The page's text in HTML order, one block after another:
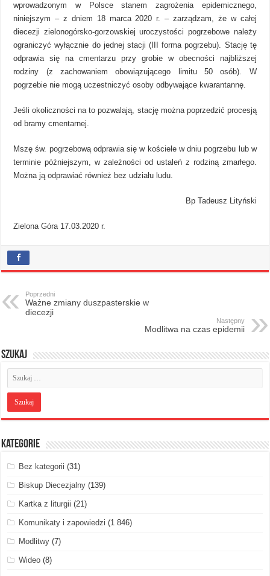
wprowadzonym w Polsce stanem zagrożenia epidemicznego,
niniejszym – z dniem 18 marca 2020 r. – zarządzam, że w całej
diecezji zielonogórsko-gorzowskiej uroczystości pogrzebowe należy
ograniczyć wyłącznie do jednej stacji (III forma pogrzebu). Stację tę
odprawia się na cmentarzu przy grobie w obecności najbliższej
rodziny (z zachowaniem obowiązującego limitu 50 osób). W
pogrzebie nie mogą uczestniczyć osoby odbywające kwarantannę.
Jeśli okoliczności na to pozwalają, stację można poprzedzić procesją
od bramy cmentarnej.
Mszę św. pogrzebową odprawia się w kościele w dniu pogrzebu lub w
terminie późniejszym, w zależności od ustaleń z rodziną zmarłego.
Można ją odprawiać również bez udziału ludu.
Bp Tadeusz Lityński
Zielona Góra 17.03.2020 r.
Poprzedni
Ważne zmiany duszpasterskie w
diecezji
Następny
Modlitwa na czas epidemii
Szukaj
Kategorie
Bez kategorii (31)
Biskup Diecezjalny (139)
Kartka z liturgii (21)
Komunikaty i zapowiedzi (1 846)
Modlitwy (7)
Wideo (8)